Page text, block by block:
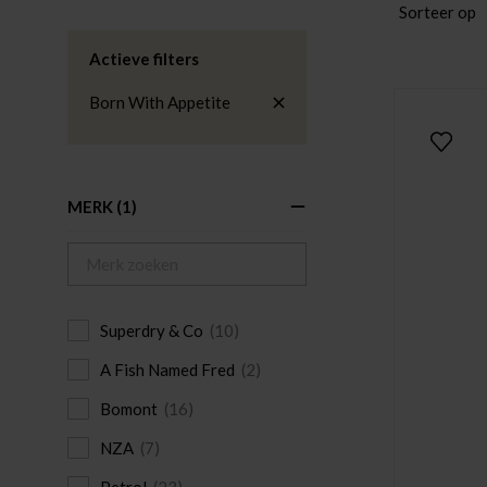
Actieve filters
Born With Appetite
MERK (1)
Superdry & Co (10)
A Fish Named Fred (2)
Bomont (16)
NZA (7)
Sorteer op